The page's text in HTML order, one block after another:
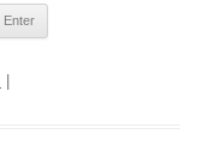
|